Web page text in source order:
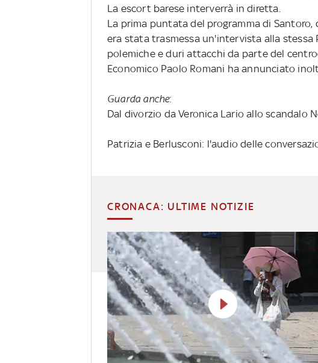
La escort barese interverrà in diretta.
La prima puntata del programma di
era stata trasmessa un'intervista alla stessa
polemiche e duri attacchi da parte del
Economico Paolo Romani ha annunciato
Guarda anche:
Dal divorzio da Veronica Lario allo scandalo
Patrizia e Berlusconi: l'audio delle
CRONACA: ULTIME NOTIZIE